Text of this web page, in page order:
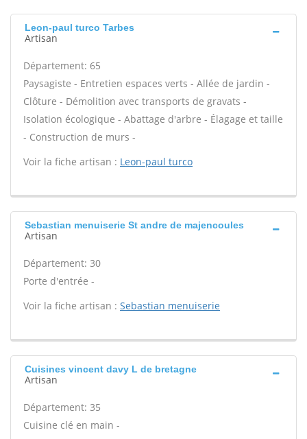
Leon-paul turco Tarbes
Artisan
Département: 65
Paysagiste - Entretien espaces verts - Allée de jardin -
Clôture - Démolition avec transports de gravats -
Isolation écologique - Abattage d'arbre - Élagage et taille
- Construction de murs -
Voir la fiche artisan : Leon-paul turco
Sebastian menuiserie St andre de majencoules
Artisan
Département: 30
Porte d'entrée -
Voir la fiche artisan : Sebastian menuiserie
Cuisines vincent davy L de bretagne
Artisan
Département: 35
Cuisine clé en main -